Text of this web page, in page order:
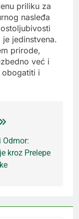
priliku za
nasleđa
jedinstvena.
prirode,
već i
obogatiti i
Odmor:
kroz Prelepe